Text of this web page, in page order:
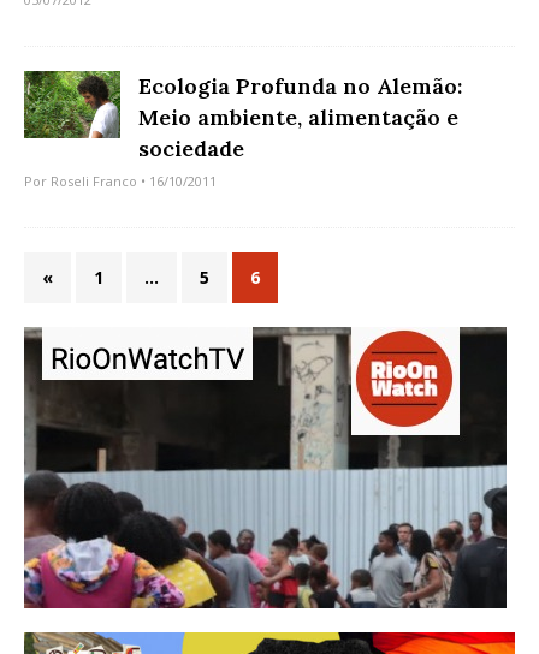
Ecologia Profunda no Alemão:
Meio ambiente, alimentação e
sociedade
Por Roseli Franco • 16/10/2011
« 1 … 5 6